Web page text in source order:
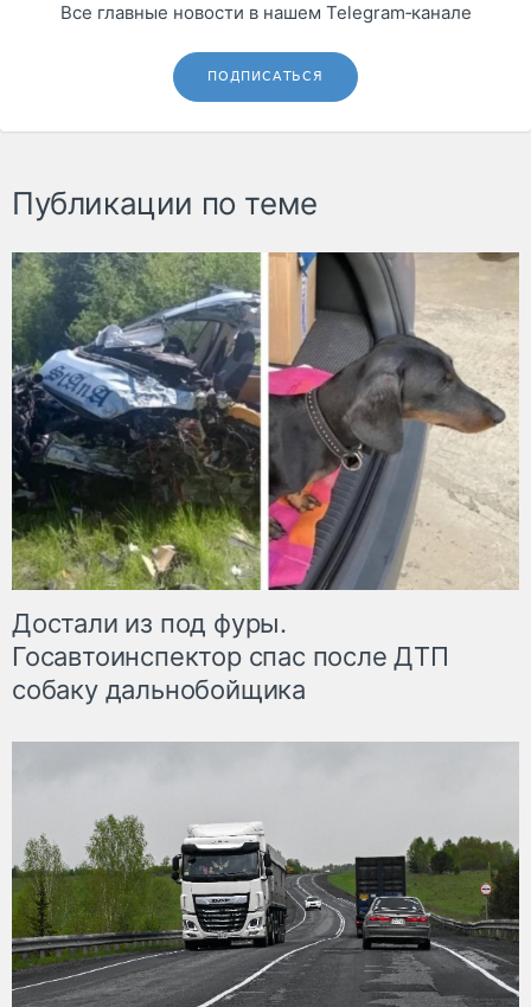
Все главные новости в нашем Telegram‑канале
ПОДПИСАТЬСЯ
Публикации по теме
Достали из под фуры.
Госавтоинспектор спас после ДТП
собаку дальнобойщика